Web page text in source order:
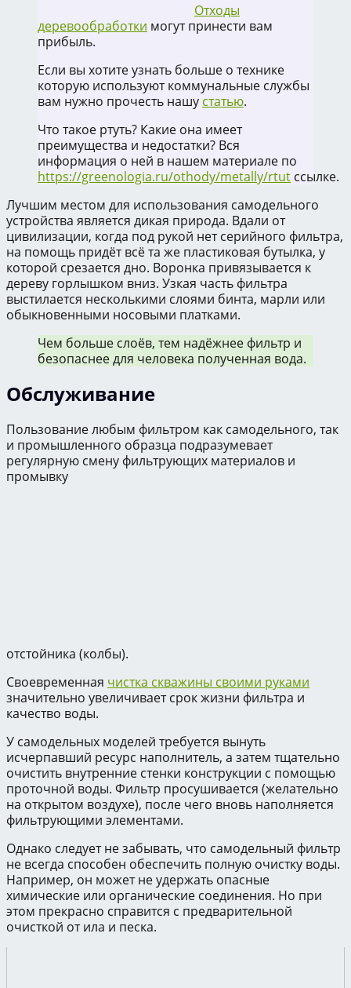
Отходы
деревообработки могут принести вам
прибыль.
Если вы хотите узнать больше о технике
которую используют коммунальные службы
вам нужно прочесть нашу статью.
Что такое ртуть? Какие она имеет
преимущества и недостатки? Вся
информация о ней в нашем материале по
https://greenologia.ru/othody/metally/rtut ссылке.
Лучшим местом для использования самодельного
устройства является дикая природа. Вдали от
цивилизации, когда под рукой нет серийного фильтра,
на помощь придёт всё та же пластиковая бутылка, у
которой срезается дно. Воронка привязывается к
дереву горлышком вниз. Узкая часть фильтра
выстилается несколькими слоями бинта, марли или
обыкновенными носовыми платками.
Чем больше слоёв, тем надёжнее фильтр и
безопаснее для человека полученная вода.
Обслуживание
Пользование любым фильтром как самодельного, так
и промышленного образца подразумевает
регулярную смену фильтрующих материалов и
промывку
отстойника (колбы).
Своевременная чистка скважины своими руками
значительно увеличивает срок жизни фильтра и
качество воды.
У самодельных моделей требуется вынуть
исчерпавший ресурс наполнитель, а затем тщательно
очистить внутренние стенки конструкции с помощью
проточной воды. Фильтр просушивается (желательно
на открытом воздухе), после чего вновь наполняется
фильтрующими элементами.
Однако следует не забывать, что самодельный фильтр
не всегда способен обеспечить полную очистку воды.
Например, он может не удержать опасные
химические или органические соединения. Но при
этом прекрасно справится с предварительной
очисткой от ила и песка.